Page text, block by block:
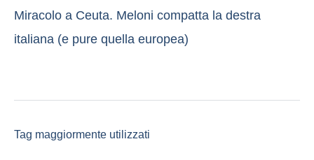
Miracolo a Ceuta. Meloni compatta la destra
italiana (e pure quella europea)
Tag maggiormente utilizzati